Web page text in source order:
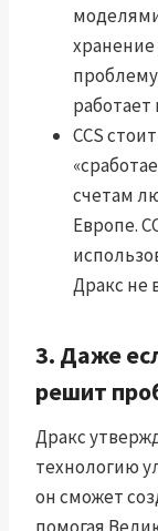
работает
CCS
счетам
Европе.
Дракс не
3. Даже
решит
Дракс
технологию
он сможет